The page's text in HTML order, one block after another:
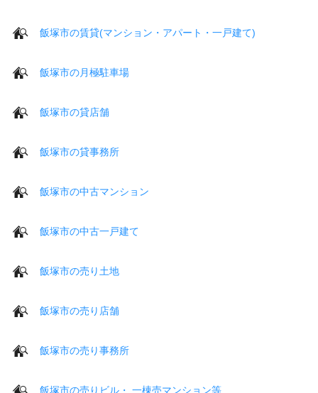
飯塚市の賃貸(マンション・アパート・一戸建て)
飯塚市の月極駐車場
飯塚市の貸店舗
飯塚市の貸事務所
飯塚市の中古マンション
飯塚市の中古一戸建て
飯塚市の売り土地
飯塚市の売り店舗
飯塚市の売り事務所
飯塚市の売りビル・ 一棟売マンション等